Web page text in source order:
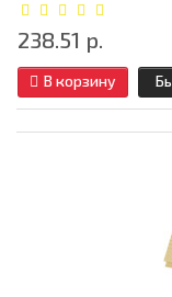
238.51 р.
В корзину